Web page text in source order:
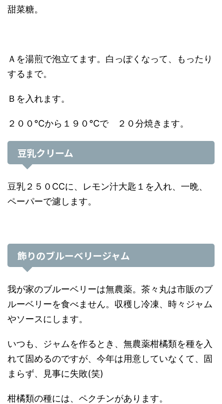
甜菜糖。
Ａを湯煎で泡立てます。白っぽくなって、もったり
するまで。
Ｂを入れます。
２００℃から１９０℃で ２０分焼きます。
豆乳クリーム
豆乳２５０CCに、レモン汁大匙１を入れ、一晩、
ペーパーで濾します。
飾りのブルーベリージャム
我が家のブルーベリーは無農薬。茶々丸は市販のブ
ルーベリーを食べません。収穫し冷凍、時々ジャム
やソースにします。
いつも、ジャムを作るとき、無農薬柑橘類を種を入
れて固めるのですが、今年は用意していなくて、固
まらず、見事に失敗(笑)
柑橘類の種には、ペクチンがあります。